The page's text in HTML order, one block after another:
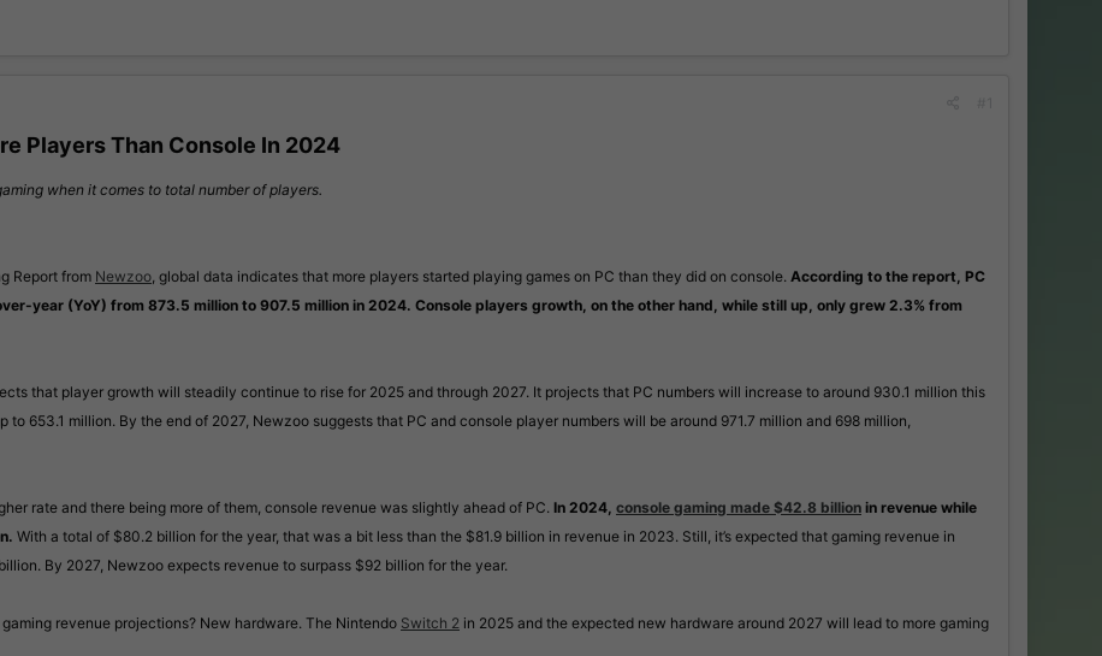
Players Than Console In 2024​
when it comes to total number of players.
Report from Newzoo, global data indicates that more players started playing games on PC than they did on console. According to the report, PC
year (YoY) from 873.5 million to 907.5 million in 2024. Console players growth, on the other hand, while still up, only grew 2.3% from
that player growth will steadily continue to rise for 2025 and through 2027. It projects that PC numbers will increase to around 930.1 million this
653.1 million. By the end of 2027, Newzoo suggests that PC and console player numbers will be around 971.7 million and 698 million,
rate and there being more of them, console revenue was slightly ahead of PC. In 2024, console gaming made $42.8 billion in revenue while
With a total of $80.2 billion for the year, that was a bit less than the $81.9 billion in revenue in 2023. Still, it’s expected that gaming revenue in
By 2027, Newzoo expects revenue to surpass $92 billion for the year.
revenue projections? New hardware. The Nintendo Switch 2 in 2025 and the expected new hardware around 2027 will lead to more gaming